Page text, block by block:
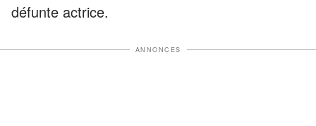
défunte actrice.
ANNONCES